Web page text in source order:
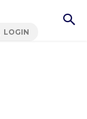
LOGIN